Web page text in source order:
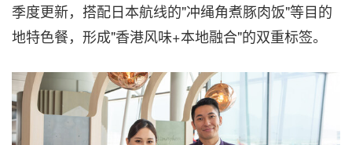
季度更新，搭配日本航线的"冲绳角煮豚肉饭"等目的
地特色餐，形成"香港风味+本地融合"的双重标签。